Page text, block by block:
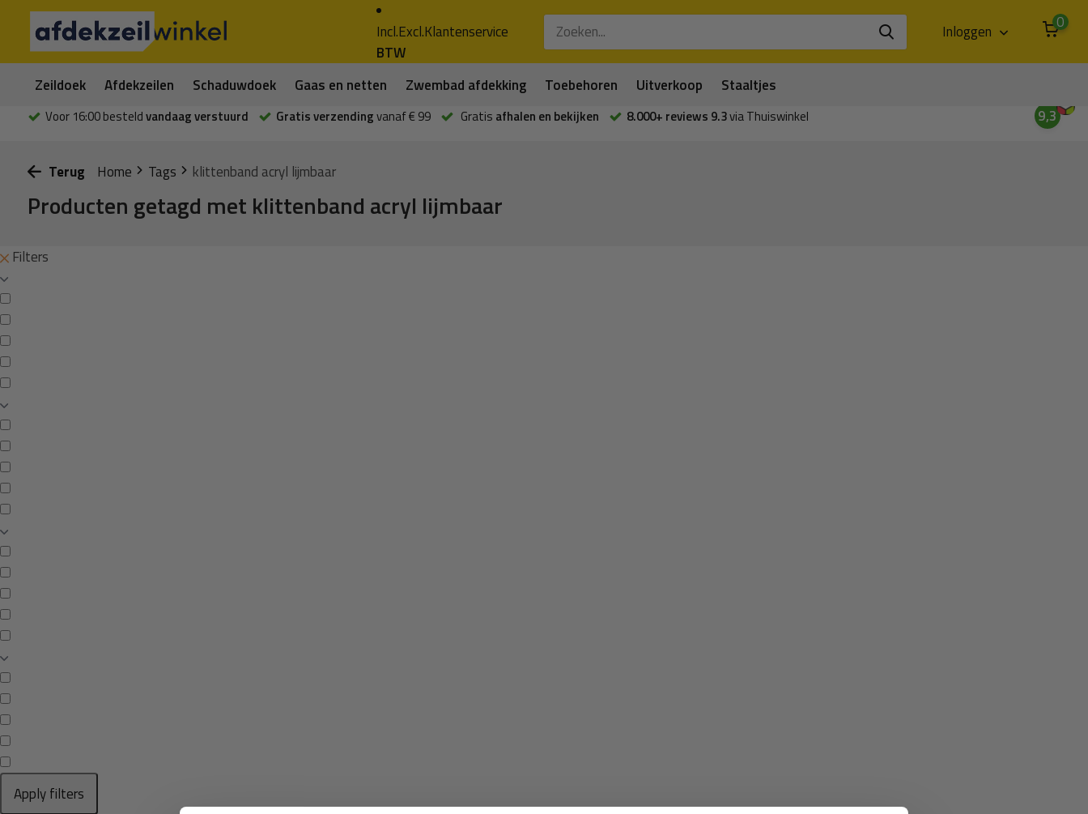
Incl.Excl.
BTW
Klantenservice Inloggen 0
Zeildoek Afdekzeilen Schaduwdoek Gaas en netten Zwembad afdekking Toebehoren Uitverkoop Staaltjes
Voor 16:00 besteldvandaag verstuurd Gratis verzendingvanaf € 99 Gratis afhalen en bekijken 8.000+ reviews 9.3via Thuiswinkel 9,3
Terug Home Tags klittenband acryl lijmbaar
Producten getagd met klittenband acryl lijmbaar
Filters
Apply filters